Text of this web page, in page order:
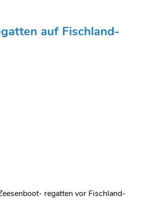
auf Fischland-
regatten vor Fischland-